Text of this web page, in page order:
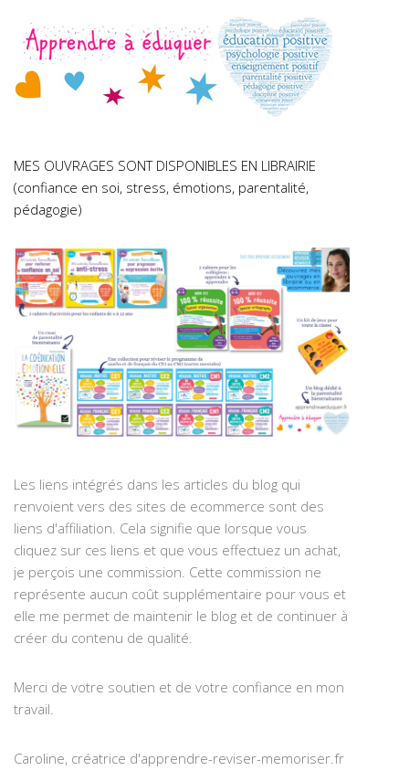
MES OUVRAGES SONT DISPONIBLES EN LIBRAIRIE
(confiance en soi, stress, émotions, parentalité,
pédagogie)
Les liens intégrés dans les articles du blog qui
renvoient vers des sites de ecommerce sont des
liens d'affiliation. Cela signifie que lorsque vous
cliquez sur ces liens et que vous effectuez un achat,
je perçois une commission. Cette commission ne
représente aucun coût supplémentaire pour vous et
elle me permet de maintenir le blog et de continuer à
créer du contenu de qualité.
Merci de votre soutien et de votre confiance en mon
travail.
Caroline, créatrice d'apprendre-reviser-memoriser.fr